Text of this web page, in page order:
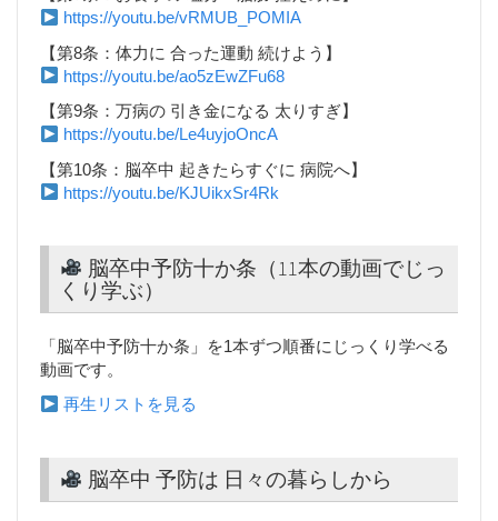
https://youtu.be/vRMUB_POMIA
【第8条：体力に 合った運動 続けよう】
https://youtu.be/ao5zEwZFu68
【第9条：万病の 引き金になる 太りすぎ】
https://youtu.be/Le4uyjoOncA
【第10条：脳卒中 起きたらすぐに 病院へ】
https://youtu.be/KJUikxSr4Rk
脳卒中予防十か条（11本の動画でじっ
くり学ぶ）
「脳卒中予防十か条」を1本ずつ順番にじっくり学べる
動画です。
再生リストを見る
脳卒中 予防は 日々の暮らしから